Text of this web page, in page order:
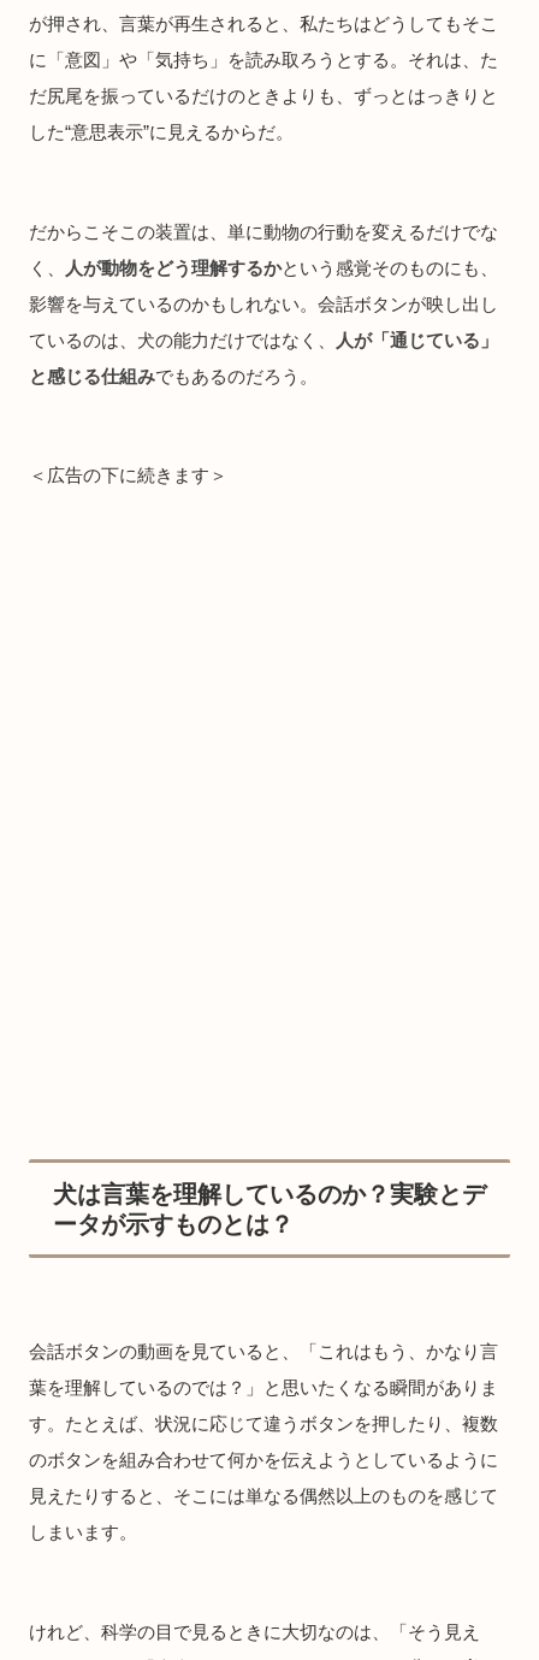
が押され、言葉が再生されると、私たちはどうしてもそこ
に「意図」や「気持ち」を読み取ろうとする。それは、た
だ尻尾を振っているだけのときよりも、ずっとはっきりと
した“意思表示”に見えるからだ。
だからこそこの装置は、単に動物の行動を変えるだけでな
く、
人が動物をどう理解するかという感覚そのものにも、
影響を与えているのかもしれない。会話ボタンが映し出し
ているのは、犬の能力だけではなく、
人が「通じている」
と感じる仕組みでもあるのだろう。
＜広告の下に続きます＞
犬は言葉を理解しているのか？実験とデ
ータが示すものとは？
会話ボタンの動画を見ていると、「これはもう、かなり言
葉を理解しているのでは？」と思いたくなる瞬間がありま
す。たとえば、状況に応じて違うボタンを押したり、複数
のボタンを組み合わせて何かを伝えようとしているように
見えたりすると、そこには単なる偶然以上のものを感じて
しまいます。
けれど、科学の目で見るときに大切なのは、「そう見え